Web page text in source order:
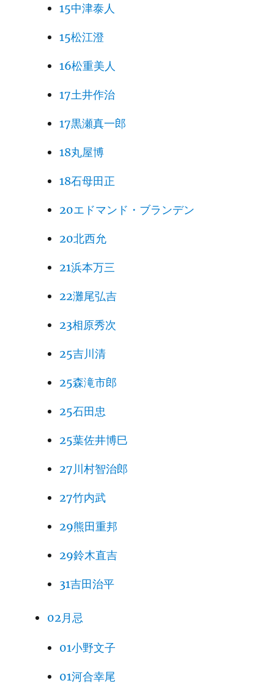
15中津泰人
15松江澄
16松重美人
17土井作治
17黒瀬真一郎
18丸屋博
18石母田正
20エドマンド・ブランデン
20北西允
21浜本万三
22灘尾弘吉
23相原秀次
25吉川清
25森滝市郎
25石田忠
25葉佐井博巳
27川村智治郎
27竹内武
29熊田重邦
29鈴木直吉
31吉田治平
02月忌
01小野文子
01河合幸尾